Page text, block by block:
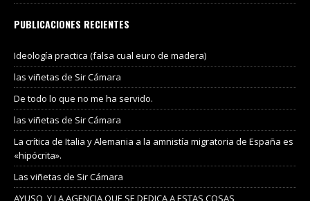
PUBLICACIONES RECIENTES
Ideología practica (falsa cual euro de madera)
las viñetas de Sir Cámara
De todo lo que no me ha servido.
las viñetas de Sir Cámara
La crítica de Italia y Alemania a la amnistía migratoria de España es
«hipócrita».
Las viñetas de Sir Cámara
AYUSO, Y LA AGENCIA QUE SE DEDICA A ESTAS COSAS